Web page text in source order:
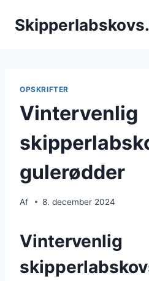
OPSKRIFTER
Vintervenlig
gulerødder
Af 8. december 2024
Vintervenlig